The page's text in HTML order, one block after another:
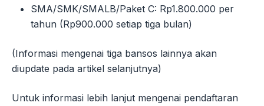
SMA/SMK/SMALB/Paket C: Rp1.800.000 per
tahun (Rp900.000 setiap tiga bulan)
(Informasi mengenai tiga bansos lainnya akan
diupdate pada artikel selanjutnya)
Untuk informasi lebih lanjut mengenai pendaftaran